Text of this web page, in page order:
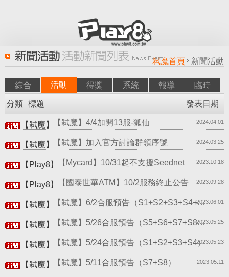
弒魔首頁 新聞活動
綜合 活動 得獎 系統 報導 臨時
分類 標題 發表日期
【弒魔】 【弒魔】4/4加開13服-狐仙 2024.04.01
【弒魔】 【弒魔】加入官方討論群領序號 2024.03.25
【Play8】 【Mycard】10/31起不支援Seednet 2023.10.18
【Play8】 【國泰世華ATM】10/2服務終止公告 2023.09.28
【弒魔】 【弒魔】6/2合服預告（S1+S2+S3+S4+S…
2023.06.01
【弒魔】 【弒魔】5/26合服預告（S5+S6+S7+S8）…
2023.05.25
【弒魔】 【弒魔】5/24合服預告（S1+S2+S3+S4）2023.05.23
【弒魔】 【弒魔】5/11合服預告（S7+S8） 2023.05.11